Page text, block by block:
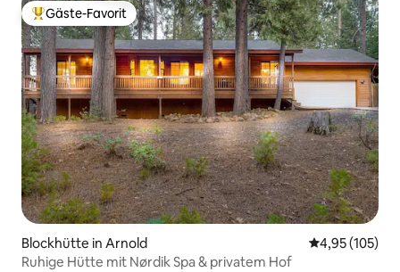
Beliebter Gäste-Favorit.
Gäste-Favorit
Blockhütte in Arnold
4,95 (105)
Ruhige Hütte mit Nørdik Spa & privatem Hof